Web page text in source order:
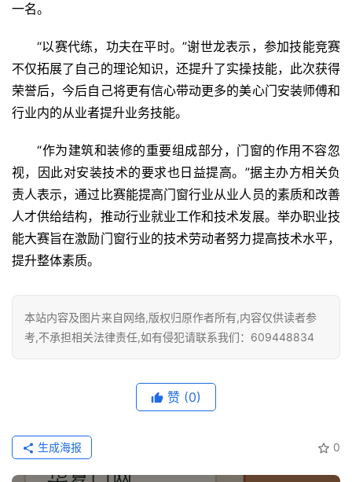
卫
门
庭
门
铸
铝
门
套
安
装
维
修
登录 注册
一名。
“以赛代练，功夫在平时。”谢世龙表示，参加技能竞赛
不仅拓展了自己的理论知识，还提升了实操技能，此次获得
荣誉后，今后自己将更有信心带动更多的美心门安装师傅和
行业内的从业者提升业务技能。
“作为建筑和装修的重要组成部分，门窗的作用不容忽
视，因此对安装技术的要求也日益提高。”据主办方相关负
责人表示，通过比赛能提高门窗行业从业人员的素质和改善
人才供给结构，推动行业就业工作和技术发展。举办职业技
能大赛旨在激励门窗行业的技术劳动者努力提高技术水平，
提升整体素质。
本站内容及图片来自网络,版权归原作者所有,内容仅供读者参
考,不承担相关法律责任,如有侵犯请联系我们：609448834
赞 (0)
0
生成海报